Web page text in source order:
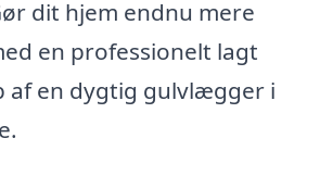
dit hjem endnu mere
en professionelt lagt
af en dygtig gulvlægger i